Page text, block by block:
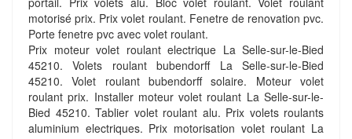
motorisé prix. Prix volet roulant. Fenetre de renovation pvc.
Porte fenetre pvc avec volet roulant.
Prix moteur volet roulant electrique La Selle-sur-le-Bied
45210. Volets roulant bubendorff La Selle-sur-le-Bied
45210. Volet roulant bubendorff solaire. Moteur volet
roulant prix. Installer moteur volet roulant La Selle-sur-le-
Bied 45210. Tablier volet roulant alu. Prix volets roulants
aluminium electriques. Prix motorisation volet roulant La